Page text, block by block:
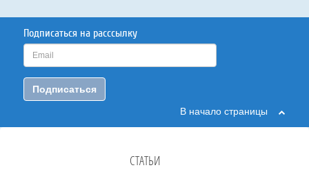
Подписаться на расссылку
Подписаться
В начало страницы
СТАТЬИ